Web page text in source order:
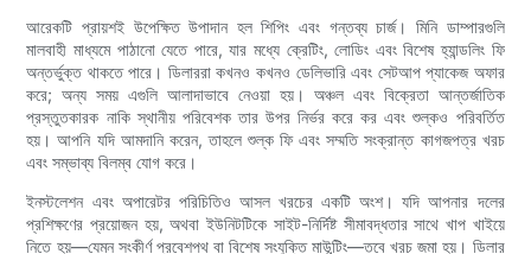
আরেকটি প্রায়শই উপেক্ষিত উপাদান হল শিপিং এবং গন্তব্য চার্জ। মিনি ডাম্পারগুলি
মালবাহী মাধ্যমে পাঠানো যেতে পারে, যার মধ্যে ক্রেটিং, লোডিং এবং বিশেষ হ্যান্ডলিং ফি
অন্তর্ভুক্ত থাকতে পারে। ডিলাররা কখনও কখনও ডেলিভারি এবং সেটআপ প্যাকেজ অফার
করে; অন্য সময় এগুলি আলাদাভাবে নেওয়া হয়। অঞ্চল এবং বিক্রেতা আন্তর্জাতিক
প্রস্তুতকারক নাকি স্থানীয় পরিবেশক তার উপর নির্ভর করে কর এবং শুল্কও পরিবর্তিত
হয়। আপনি যদি আমদানি করেন, তাহলে শুল্ক ফি এবং সম্মতি সংক্রান্ত কাগজপত্র খরচ
এবং সম্ভাব্য বিলম্ব যোগ করে।
ইনস্টলেশন এবং অপারেটর পরিচিতিও আসল খরচের একটি অংশ। যদি আপনার দলের
প্রশিক্ষণের প্রয়োজন হয়, অথবা ইউনিটটিকে সাইট-নির্দিষ্ট সীমাবদ্ধতার সাথে খাপ খাইয়ে
নিতে হয়—যেমন সংকীর্ণ প্রবেশপথ বা বিশেষ সংযুক্তি মাউন্টিং—তবে খরচ জমা হয়। ডিলার